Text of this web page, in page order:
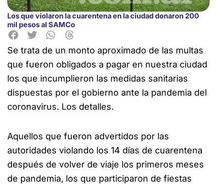
Los que violaron la cuarentena en la ciudad donaron 200
mil pesos al SAMCo
Se trata de un monto aproximado de las multas
que fueron obligados a pagar en nuestra ciudad
los que incumplieron las medidas sanitarias
dispuestas por el gobierno ante la pandemia del
coronavirus. Los detalles.
Aquellos que fueron advertidos por las
autoridades violando los 14 días de cuarentena
después de volver de viaje los primeros meses
de pandemia, los que participaron de fiestas